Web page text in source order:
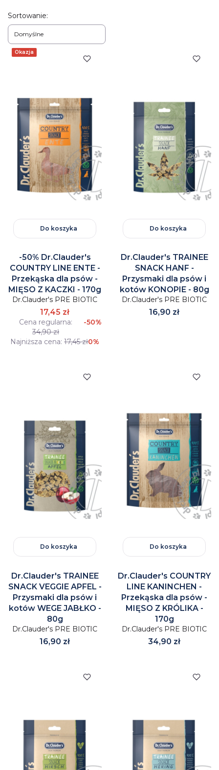
Lista produktów
Sortowanie:
Domyślne
Okazja
Do koszyka
-50% Dr.Clauder's
COUNTRY LINE ENTE -
Przekąska dla psów -
MIĘSO Z KACZKI - 170g
Dr.Clauder's PRE BIOTIC
17,45 zł
Cena regularna:
34,90 zł
-50%
Najniższa cena: 17,45 zł0%
Do koszyka
Dr.Clauder's TRAINEE
SNACK HANF -
Przysmaki dla psów i
kotów KONOPIE - 80g
Dr.Clauder's PRE BIOTIC
Cena
16,90 zł
Do koszyka
Dr.Clauder's TRAINEE
SNACK VEGGIE APFEL -
Przysmaki dla psów i
kotów WEGE JABŁKO -
80g
Dr.Clauder's PRE BIOTIC
Cena
16,90 zł
Do koszyka
Dr.Clauder's COUNTRY
LINE KANINCHEN -
Przekąska dla psów -
MIĘSO Z KRÓLIKA -
170g
Dr.Clauder's PRE BIOTIC
Cena
34,90 zł